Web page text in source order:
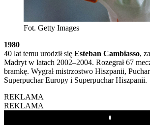
Fot. Getty Images
1980
40 lat temu urodził się Esteban Cambiasso,
Madryt w latach 2002–2004. Rozegrał 67
bramkę. Wygrał mistrzostwo Hiszpanii,
Superpuchar Europy i Superpuchar Hiszpanii.
REKLAMA
REKLAMA
Play